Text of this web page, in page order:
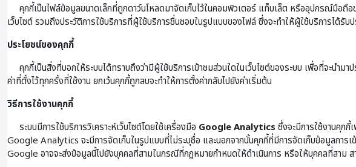
คุกกี้เป็นไฟล์ข้อมูลขนาดเล็กที่ถูกดาว์นโหลดมาจัดเก็บไว้ในคอมพิวเตอร์ แท็บเล็ต หรืออุปกรณ์มือถือ
เว็บไซต์ รวมถึงประวัติการใช้บริการที่ผู้ใช้บริการชื่นชอบในรูปแบบของไฟล์ ซึ่งจะทำให้ผู้ใช้บริการได้
ประโยชน์ของคุกกี้
คุกกี้เป็นสิ่งที่บอกให้ระบบได้ทราบถึงว่ามีผู้ใช้บริการเข้าชมส่วนใดในเว็บไซต์ของระบบ เพื่อที่จะนำม
ค่าที่ตั้งไว้ทุกครั้งที่ใช้งาน ยกเว้นคุกกี้ถูกลบจะทำให้การตั้งค่ากลับไปยังค่าเริ่มต้น
วิธีการใช้งานคุกกี้
ระบบมีการใช้บริการวิเคราะห์เว็บไซต์โดยใช้เครื่องมือ Google Analytics ซึ่งจะมีการใช้งานคุกกี้
Google Analytics จะมีการจัดเก็บในรูปแบบที่ไม่ระบุชื่อ และนอกจากนั้นคุกกี้ที่มีการจัดเก็บข้อมูลการเ
Google อาจจะส่งข้อมูลนี้ไปยังบุคคลที่สามในกรณีที่กฏหมายกำหนดให้ดำเนินการ หรือให้บุคคลที่สาม